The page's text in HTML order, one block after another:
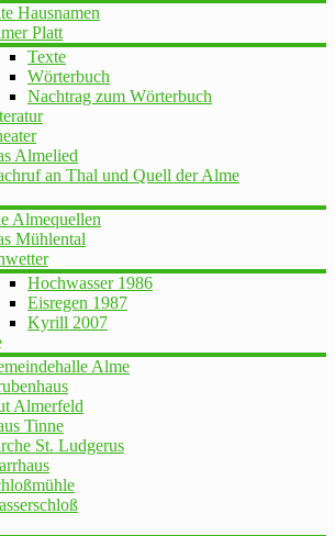
Hausnamen
Platt
Texte
Wörterbuch
Nachtrag zum Wörterbuch
Almelied
an Thal und Quell der Alme
Almequellen
Mühlental
Hochwasser 1986
Eisregen 1987
Kyrill 2007
Alme
Almerfeld
Tinne
St. Ludgerus